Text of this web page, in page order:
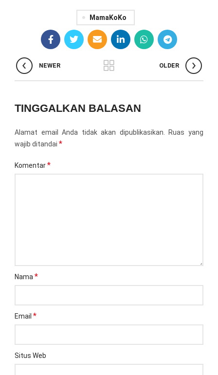
MamaKoKo
NEWER OLDER
TINGGALKAN BALASAN
Alamat email Anda tidak akan dipublikasikan.
Ruas yang
wajib ditandai *
Komentar*
Nama *
Email *
Situs Web